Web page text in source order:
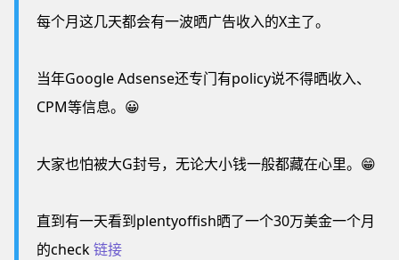
每个月这几天都会有一波晒广告收入的X主了。
当年Google Adsense还专门有policy说不得晒收入、
CPM等信息。😀
大家也怕被大G封号，无论大小钱一般都藏在心里。😁
直到有一天看到plentyoffish晒了一个30万美金一个月
的check链接